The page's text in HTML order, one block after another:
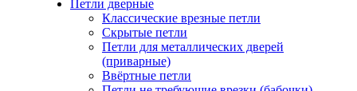
Петли дверные
Классические врезные петли
Скрытые петли
Петли для металлических дверей
(приварные)
Ввёртные петли